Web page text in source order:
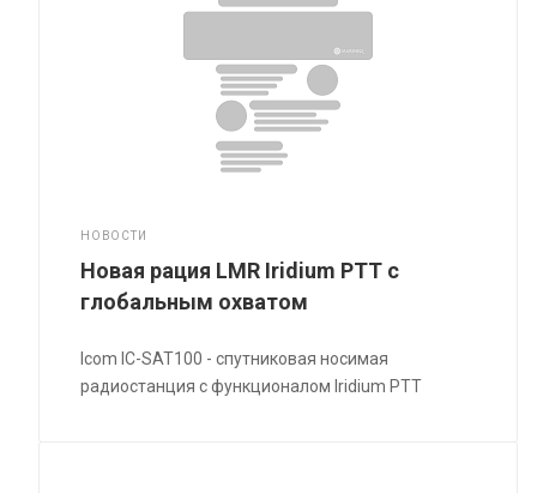
НОВОСТИ
Новая рация LMR Iridium PTT с
глобальным охватом
Icom IC-SAT100 - спутниковая носимая
радиостанция с функционалом Iridium PTT